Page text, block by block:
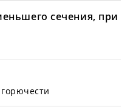
сечения, при